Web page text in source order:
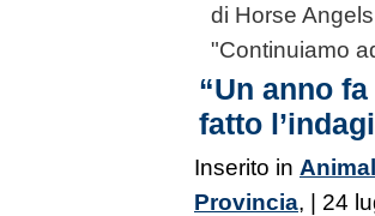
di Horse
"Continuiamo
“Un anno
fatto
Inserito in
Provincia, | 24